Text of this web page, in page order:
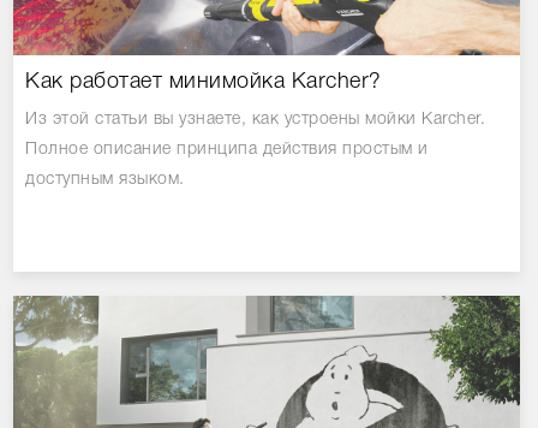
Как работает минимойка Karcher?
Из этой статьи вы узнаете, как устроены мойки Karcher.
Полное описание принципа действия простым и
доступным языком.